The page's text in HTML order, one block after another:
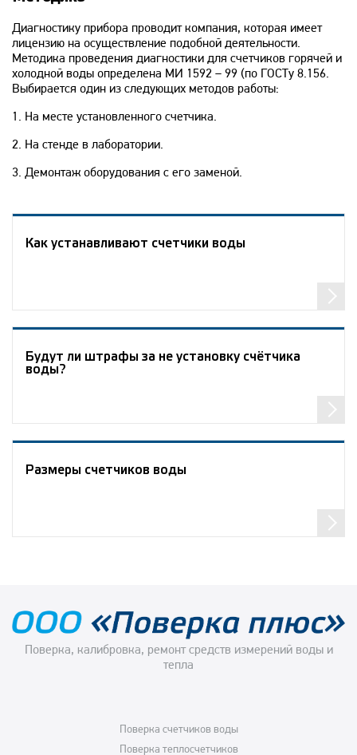
Диагностику прибора проводит компания, которая имеет
лицензию на осуществление подобной деятельности.
Методика проведения диагностики для счетчиков горячей и
холодной воды определена МИ 1592 – 99 (по ГОСТу 8.156.
Выбирается один из следующих методов работы:
1. На месте установленного счетчика.
2. На стенде в лаборатории.
3. Демонтаж оборудования с его заменой.
Как устанавливают счетчики воды
Будут ли штрафы за не установку счётчика
воды?
Размеры счетчиков воды
Поверка, калибровка, ремонт средств измерений воды и
тепла
Поверка счетчиков воды
Поверка теплосчетчиков